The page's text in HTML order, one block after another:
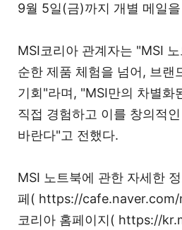
9월 5일(금)까지 개별 메일
MSI코리아 관계자는 "MSI
순한 제품 체험을 넘어, 브랜
기회"라며, "MSI만의 차별화
직접 경험하고 이를 창의적
바란다"고 전했다.
MSI 노트북에 관한 자세한
페( https://cafe.naver.com/
코리아 홈페이지( https://